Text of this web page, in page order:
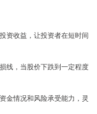
资收益，让投资者在短时间
线，当股价下跌到一定程度
金情况和风险承受能力，灵